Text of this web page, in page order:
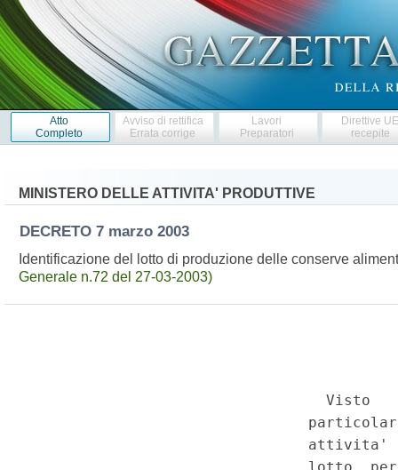
Atto
Completo
Avviso di rettifica
Errata corrige
Lavori
Preparatori
Direttive
recepite
MINISTERO DELLE ATTIVITA' PRODUTTIVE
DECRETO 7 marzo 2003
Identificazione del lotto di produzione delle conserve
Generale n.72 del 27-03-2003)